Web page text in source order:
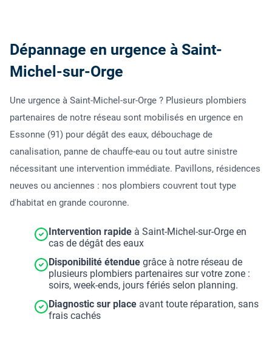
Dépannage en urgence à Saint-
Michel-sur-Orge
Une urgence à Saint-Michel-sur-Orge ? Plusieurs plombiers
partenaires de notre réseau sont mobilisés en urgence en
Essonne (91) pour dégât des eaux, débouchage de
canalisation, panne de chauffe-eau ou tout autre sinistre
nécessitant une intervention immédiate. Pavillons, résidences
neuves ou anciennes : nos plombiers couvrent tout type
d'habitat en grande couronne.
Intervention rapide à Saint-Michel-sur-Orge en
cas de dégât des eaux
Disponibilité étendue grâce à notre réseau de
plusieurs plombiers partenaires sur votre zone :
soirs, week-ends, jours fériés selon planning.
Diagnostic sur place avant toute réparation, sans
frais cachés